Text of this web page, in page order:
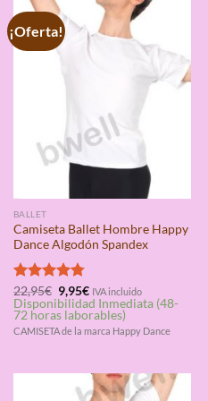
¡Oferta!
BALLET
Camiseta Ballet Hombre Happy
Dance Algodón Spandex
Valorado
con4.75
de 5
22,95€ El
precio
original
era:
22,95€.
9,95€El
precio
actual
9,95€.
IVA incluido
Disponibilidad Inmediata (48-
72 horas laborables)
CAMISETA de la marca Happy Dance